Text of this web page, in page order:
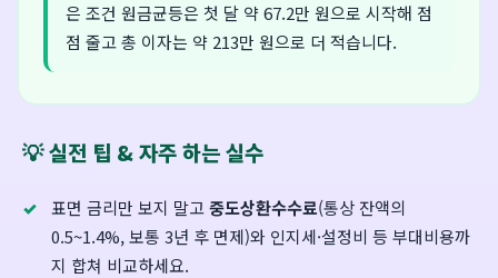
은 조건 원금균등은 첫 달 약 67.2만 원으로 시작해 점
점 줄고 총 이자는 약 213만 원으로 더 적습니다.
💡 실전 팁 & 자주 하는 실수
표면 금리만 보지 말고중도상환수수료(통상 잔액의
0.5~1.4%, 보통 3년 후 면제)와 인지세·설정비 등 부대비용까
지 합쳐 비교하세요.